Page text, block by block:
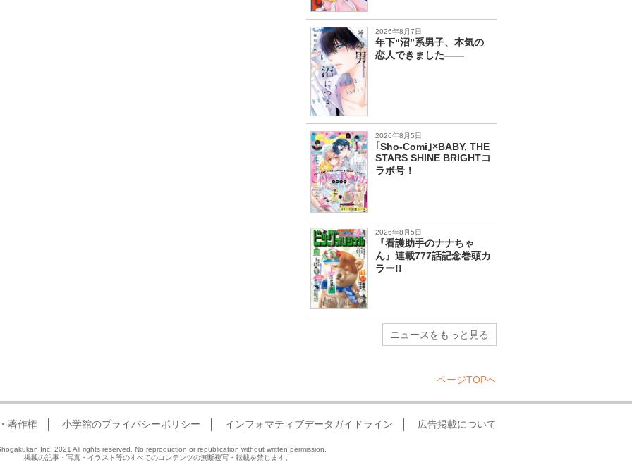
2026年8月7日
年下“沼”系男子、本気の
恋人できました――
2026年8月5日
｢Sho-Comi｣×BABY, THE
STARS SHINE BRIGHTコ
ラボ号！
2026年8月5日
『看護助手のナナちゃ
ん』連載777話記念巻頭カ
ラー!!
ニュースをもっと見る
ページTOPへ
著作権 小学館のプライバシーポリシー インフォマティブデータガイドライン 広告掲載について
Inc. 2021 All rights reserved. No reproduction or republication without written permission.
掲載の記事・写真・イラスト等のすべてのコンテンツの無断複写・転載を禁じます。